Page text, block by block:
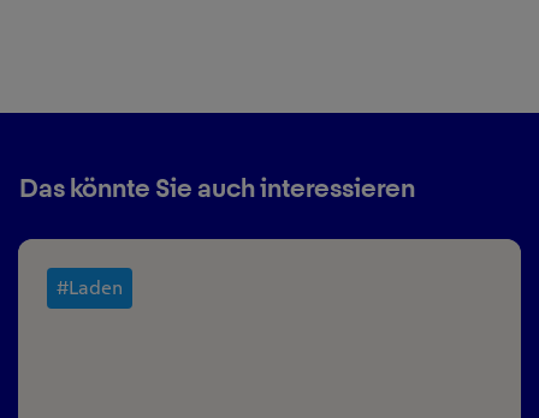
Das könnte Sie auch interessieren
#Laden